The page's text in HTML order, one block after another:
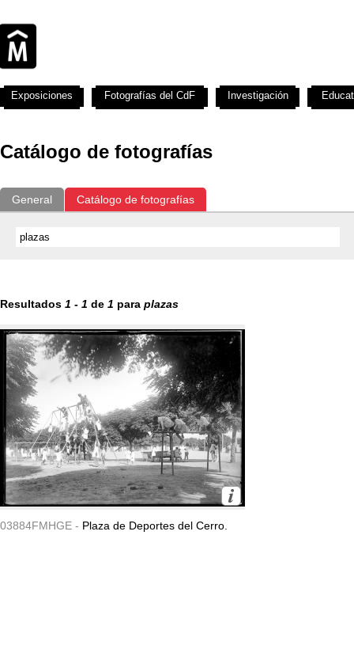
Catálogo de fotografías
General Catálogo de fotografías
Resultados 1 - 1 de 1 para plazas
03884FMHGE - Plaza de Deportes del Cerro.
Exposiciones Fotografías del CdF Investigación